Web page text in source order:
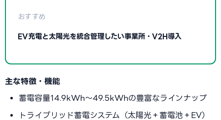
おすすめ
EV充電と太陽光を統合管理したい事業所・V2H導入
主な特徴・機能
蓄電容量14.9kWh〜49.5kWhの豊富なラインナップ
トライブリッド蓄電システム（太陽光＋蓄電池＋EV）